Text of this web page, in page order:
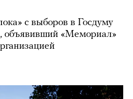
с выборов в Госдуму
объявивший «Мемориал»